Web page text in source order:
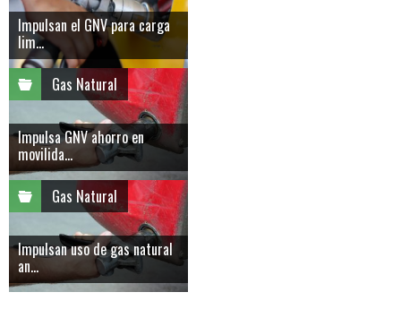
Impulsan el GNV para carga
lim...
Gas Natural
Impulsa GNV ahorro en
movilida...
Gas Natural
Impulsan uso de gas natural
an...